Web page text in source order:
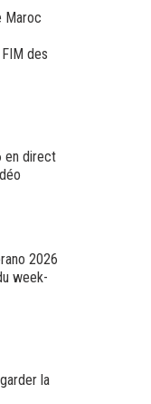
Maroc
des
en direct
2026
week-
la